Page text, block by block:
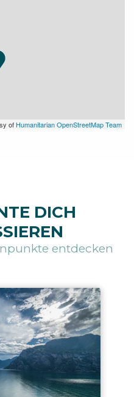
of Humanitarian OpenStreetMap Team
DICH
entdecken